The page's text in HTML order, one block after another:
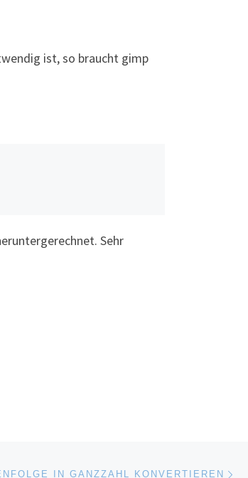
ist, so braucht gimp
Sehr
IN GANZZAHL KONVERTIEREN